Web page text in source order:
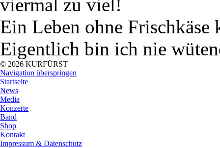
viermal zu viel!
Ein Leben ohne
Eigentlich bin ich nie
© 2026 KURFÜRST
Navigation überspringen
Startseite
News
Media
Konzerte
Band
Shop
Kontakt
Impressum & Datenschutz